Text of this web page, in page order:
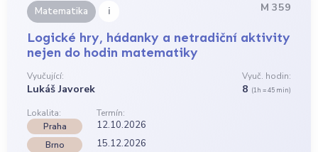
Matematika i M 359
Logické hry, hádanky a netradiční aktivity
nejen do hodin matematiky
Vyučující:
Lukáš Javorek
Vyuč. hodin:
8 (1h = 45 min)
Lokalita:
Termín:
Praha
12.10.2026
Brno 15.12.2026